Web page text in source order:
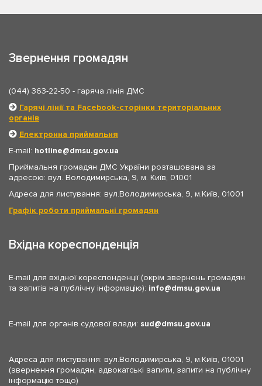
Звернення громадян
(044) 363-22-50 - гаряча лінія ДМС
Гарячі лінії та Facebook-сторінки територіальних
органів
Електронна приймальня
E-mail: hotline
dmsu.gov.ua
Приймальня громадян ДМС України розташована за
адресою: вул. Володимирська, 9, м. Київ, 01001
Адреса для листування: вул.Володимирська, 9, м.Київ, 01001
Графік роботи приймальні громадян
Вхідна кореспонденція
E-mail для вхідної кореспонденції (окрім звернень громадян
та запитів на публічну інформацію): info dmsu.gov.ua
E-mail для органів судової влади: sud dmsu.gov.ua
Адреса для листування: вул.Володимирська, 9, м.Київ, 01001
(звернення громадян, адвокатські запити, запити на публічну
інформацію тощо)